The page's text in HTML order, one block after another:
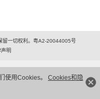
使用Cookies。 Cookies和隐
留一切权利。粤A2-20044005号
明